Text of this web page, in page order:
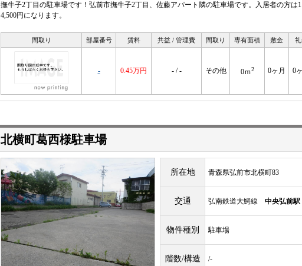
撫牛子2丁目の駐車場です！弘前市撫牛子2丁目、佐藤アパート隣の駐車場です。入居者の方は
4,500円になります。
間取り 部屋番号 賃料 共益 / 管理費 間取り 専有面積 敷金
- 0.45万円 - / - その他 0ｍ2 0ヶ月 0
北横町葛西様駐車場
所在地 青森県弘前市北横町83
交通 弘南鉄道大鰐線 中央弘前駅
物件種別 駐車場
階数/構造 /-